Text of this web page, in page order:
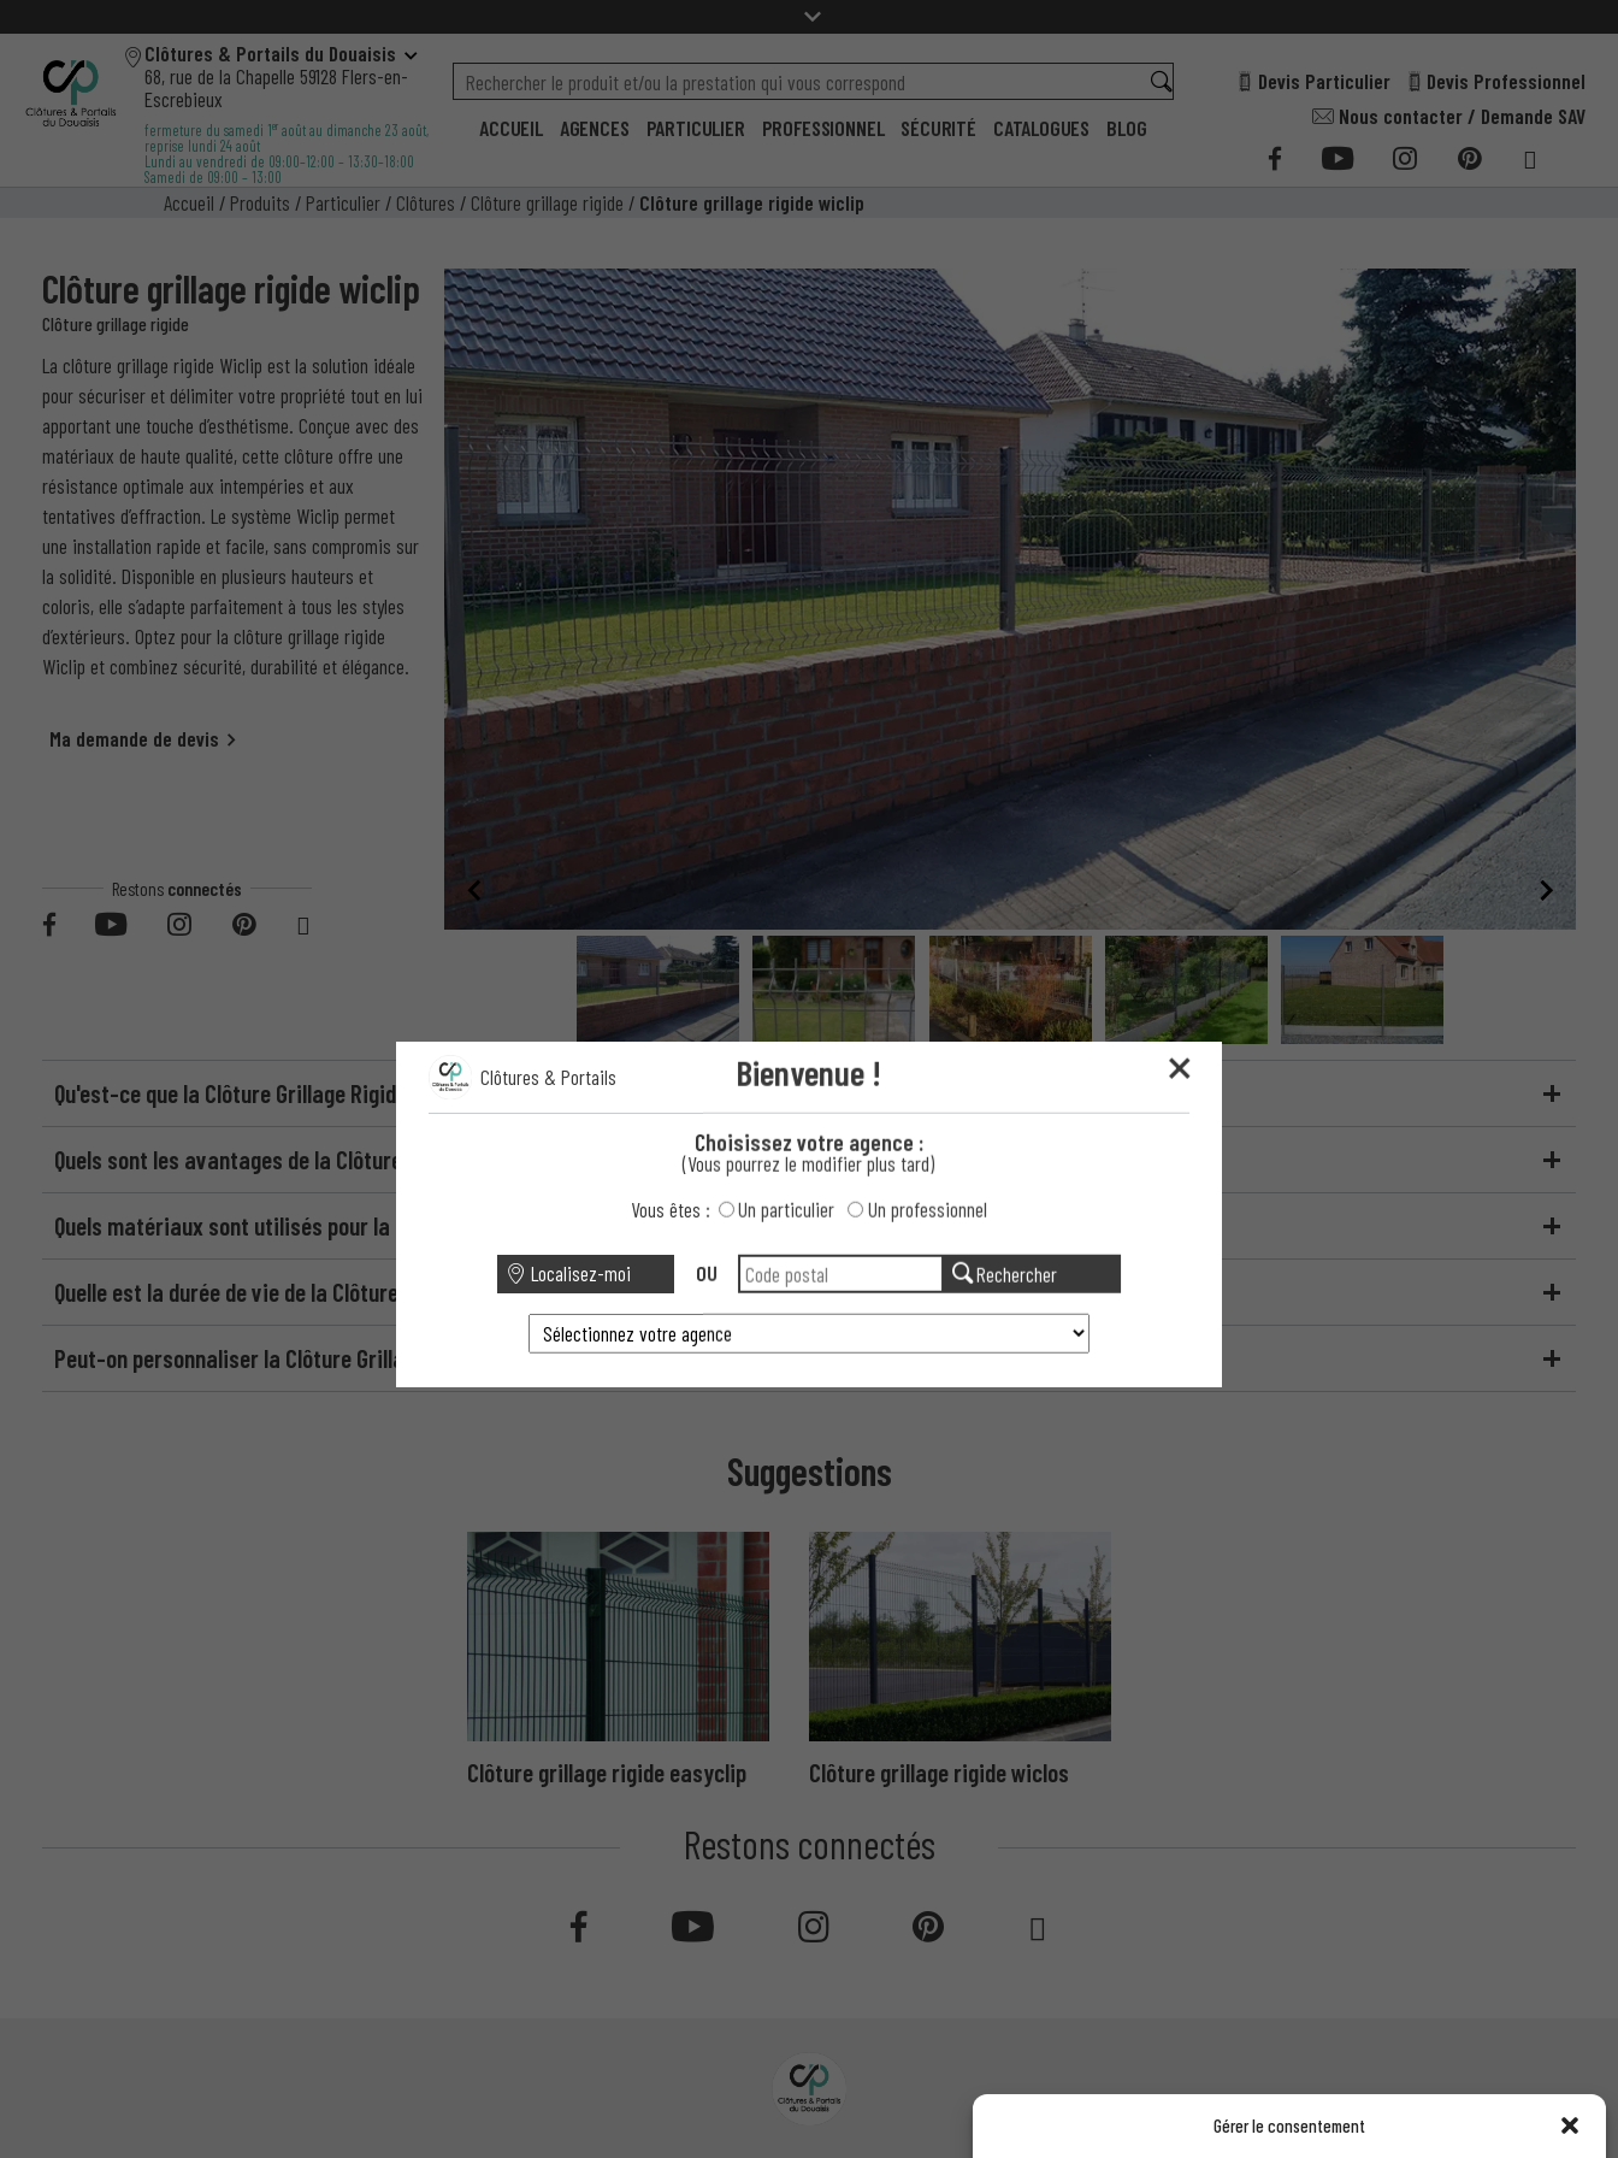
Gérer le consentement
Clôtures & Portails du Douaisis
68, rue de la Chapelle 59128 Flers-en-
Escrebieux
fermeture du samedi 1eraoût au dimanche 23 août,
reprise lundi 24 août
Lundi au vendredi de 09:00–12:00 – 13:30–18:00
Samedi de 09:00 – 13:00
ACCUEIL AGENCES PARTICULIER PROFESSIONNEL SÉCURITÉ CATALOGUES BLOG
Devis Particulier
Devis Professionnel
Nous contacter / Demande SAV
Accueil / Produits / Particulier / Clôtures / Clôture grillage rigide / Clôture grillage rigide wiclip
Clôture grillage rigide wiclip
Clôture grillage rigide
La clôture grillage rigide Wiclip est la solution idéale
pour sécuriser et délimiter votre propriété tout en lui
apportant une touche d’esthétisme. Conçue avec des
matériaux de haute qualité, cette clôture offre une
résistance optimale aux intempéries et aux
tentatives d’effraction. Le système Wiclip permet
une installation rapide et facile, sans compromis sur
la solidité. Disponible en plusieurs hauteurs et
coloris, elle s’adapte parfaitement à tous les styles
d’extérieurs. Optez pour la clôture grillage rigide
Wiclip et combinez sécurité, durabilité et élégance.
Ma demande de devis
Restons connectés
Qu'est-ce que la Clôture Grillage Rigide Wiclip ?
Quels sont les avantages de la Clôture Grillage Rigide Wiclip ?
Quels matériaux sont utilisés pour la Clôture Grillage Rigide Wiclip ?
Quelle est la durée de vie de la Clôture Grillage Rigide Wiclip ?
Peut-on personnaliser la Clôture Grillage Rigide Wiclip ?
Suggestions
Clôture grillage rigide easyclip Clôture grillage rigide wiclos
Restons connectés
Clôtures & Portails Bienvenue !
Choisissez votre agence :
(Vous pourrez le modifier plus tard)
Vous êtes :
Un particulier Un professionnel
Localisez-moi OU Rechercher